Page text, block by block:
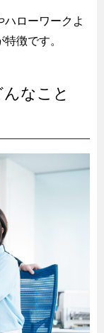
ローワークよ
徴です。
なこと